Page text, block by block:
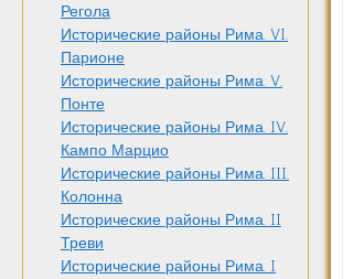
Регола
Исторические районы Рима. VI.
Парионе
Исторические районы Рима. V.
Понте
Исторические районы Рима. IV.
Кампо Марцио
Исторические районы Рима. III.
Колонна
Исторические районы Рима. II
Треви
Исторические районы Рима. I